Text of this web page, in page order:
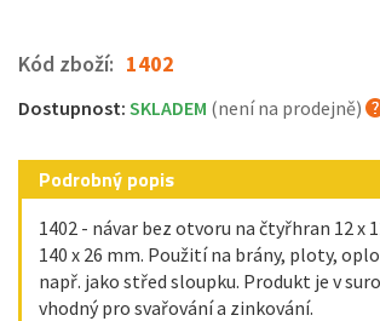
Kód zboží: 1402
Dostupnost: SKLADEM (není na prodejně)
Podrobný popis
1402 - návar bez otvoru na čtyřhran 12 x
140 x 26 mm. Použití na brány, ploty,
např. jako střed sloupku. Produkt je v
vhodný pro svařování a zinkování.